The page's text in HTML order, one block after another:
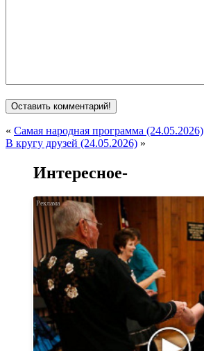
« Самая народная программа (24.05.2026)
В кругу друзей (24.05.2026) »
Интересное-